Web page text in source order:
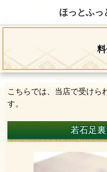
ほっとふっ
こちらでは、当店で受けら
す。
若石足